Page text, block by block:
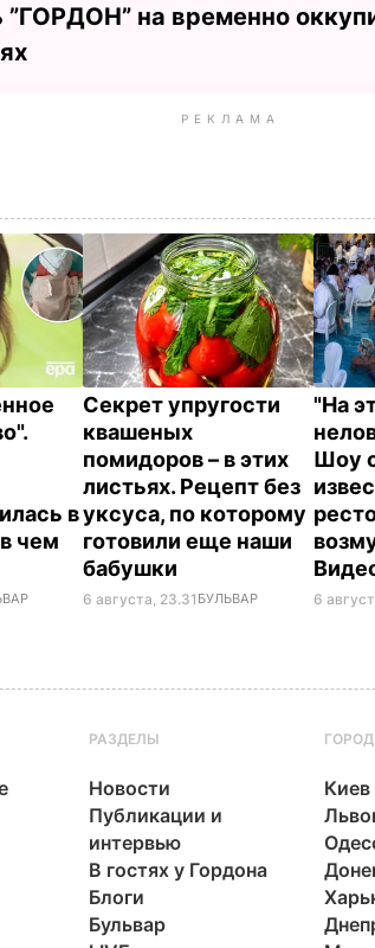
”ГОРДОН” на временно
РЕКЛАМА
в
чем
Секрет упругости
квашеных
помидоров – в этих
листьях. Рецепт без
уксуса, по которому
готовили еще наши
бабушки
6 августа, 23.31 БУЛЬВАР
"На
Шоу
6
РАЗДЕЛЫ
Новости
Публикации и
интервью
В гостях у Гордона
Блоги
Бульвар
ГОРОД
Киев